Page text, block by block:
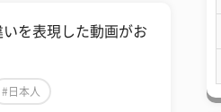
を表現した動画がお
#日本人